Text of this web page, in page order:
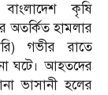
কৃষি
অতর্কিত হামলার
গভীর রাতে
ঘটে। আহতদের
ভাসানী হলের